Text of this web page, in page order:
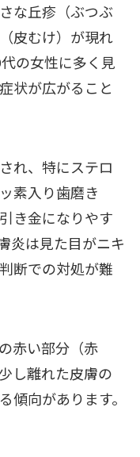
な丘疹（ぶつぶ
皮むけ）が現れ
の女性に多く見
状が広がること
れ、特にステロ
素入り歯磨き
き金になりやす
炎は見た目がニキ
断での対処が難
赤い部分（赤
し離れた皮膚の
傾向があります。